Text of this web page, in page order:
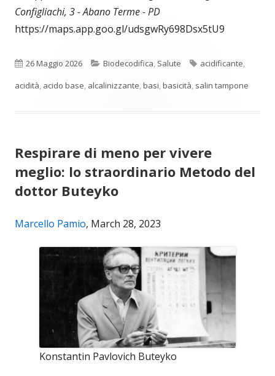
Configliachi, 3 - Abano Terme - PD
https://maps.app.goo.gl/udsgwRy698Dsx5tU9
Pubblicato
26 Maggio 2026 Categorie
Biodecodifica, Salute Tag
acidificante,
acidità, acido base, alcalinizzante,basi,basicità, salin tampone
Respirare di meno per vivere
meglio: lo straordinario Metodo del
dottor Buteyko
Marcello Pamio, March 28, 2023
Konstantin Pavlovich Buteyko